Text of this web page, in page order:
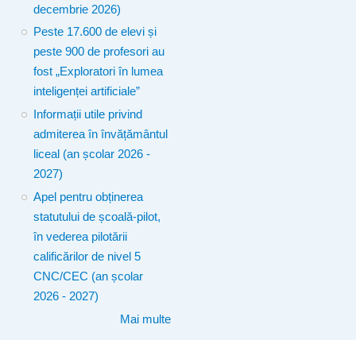
decembrie 2026)
Peste 17.600 de elevi și
peste 900 de profesori au
fost „Exploratori în lumea
inteligenței artificiale”
Informații utile privind
admiterea în învățământul
liceal (an școlar 2026 -
2027)
Apel pentru obținerea
statutului de școală-pilot,
în vederea pilotării
calificărilor de nivel 5
CNC/CEC (an școlar
2026 - 2027)
Mai multe